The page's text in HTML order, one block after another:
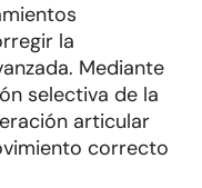
la
Mediante
selectiva de la
articular
correcto